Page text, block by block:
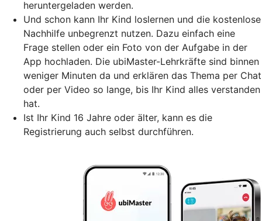
heruntergeladen werden.
Und schon kann Ihr Kind loslernen und die kostenlose
Nachhilfe unbegrenzt nutzen. Dazu einfach eine
Frage stellen oder ein Foto von der Aufgabe in der
App hochladen. Die ubiMaster-Lehrkräfte sind binnen
weniger Minuten da und erklären das Thema per Chat
oder per Video so lange, bis Ihr Kind alles verstanden
hat.
Ist Ihr Kind 16 Jahre oder älter, kann es die
Registrierung auch selbst durchführen.